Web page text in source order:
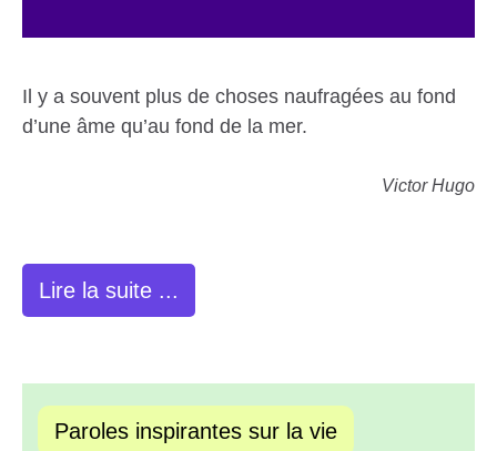
Il y a souvent plus de choses naufragées au fond
d’une âme qu’au fond de la mer.
Victor Hugo
Lire la suite ...
Paroles inspirantes sur la vie